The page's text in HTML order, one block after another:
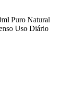
Puro Natural
Uso Diário